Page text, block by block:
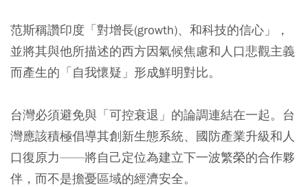
范斯稱讚印度「對增長(growth)、和科技的信心」，
並將其與他所描述的西方因氣候焦慮和人口悲觀主義
而產生的「自我懷疑」形成鮮明對比。
台灣必須避免與「可控衰退」的論調連結在一起。台
灣應該積極倡導其創新生態系統、國防產業升級和人
口復原力——將自己定位為建立下一波繁榮的合作夥
伴，而不是擔憂區域的經濟安全。